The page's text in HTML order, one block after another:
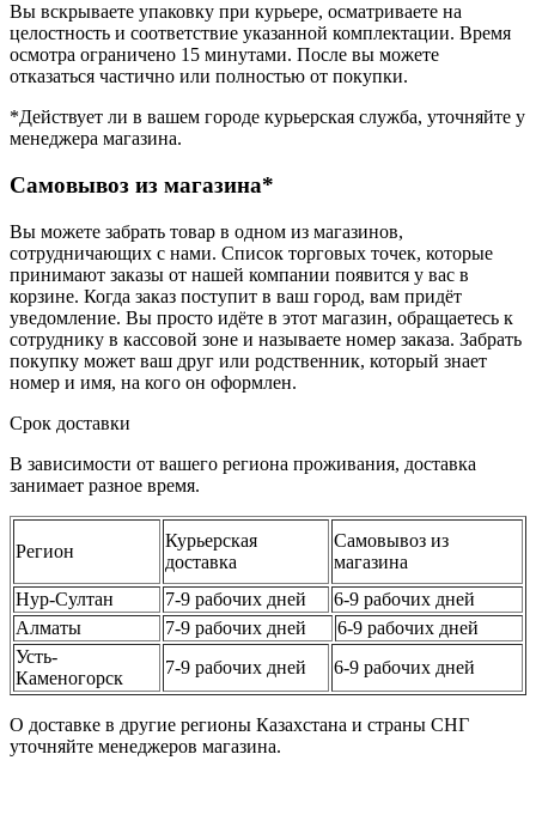
Вы вскрываете упаковку при курьере, осматриваете на
целостность и соответствие указанной комплектации. Время
осмотра ограничено 15 минутами. После вы можете
отказаться частично или полностью от покупки.
*Действует ли в вашем городе курьерская служба, уточняйте у
менеджера магазина.
Самовывоз из магазина*
Вы можете забрать товар в одном из магазинов,
сотрудничающих с нами. Список торговых точек, которые
принимают заказы от нашей компании появится у вас в
корзине. Когда заказ поступит в ваш город, вам придёт
уведомление. Вы просто идёте в этот магазин, обращаетесь к
сотруднику в кассовой зоне и называете номер заказа. Забрать
покупку может ваш друг или родственник, который знает
номер и имя, на кого он оформлен.
Срок доставки
В зависимости от вашего региона проживания, доставка
занимает разное время.
Регион
Курьерская
доставка
Самовывоз из
магазина
Нур-Султан
7-9 рабочих дней
6-9 рабочих дней
Алматы
7-9 рабочих дней
6-9 рабочих дней
Усть-
Каменогорск
7-9 рабочих дней 6-9 рабочих дней
О доставке в другие регионы Казахстана и страны СНГ
уточняйте менеджеров магазина.